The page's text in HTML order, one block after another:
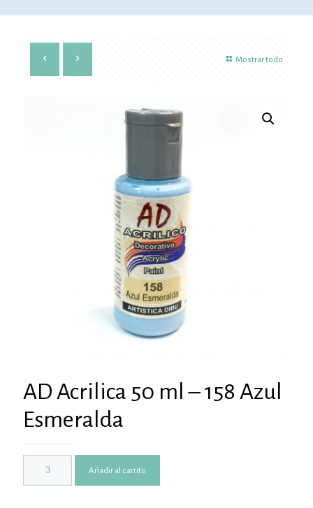
Mostrar todo
AD Acrilica 50 ml – 158 Azul
Esmeralda
Añadir al carrito